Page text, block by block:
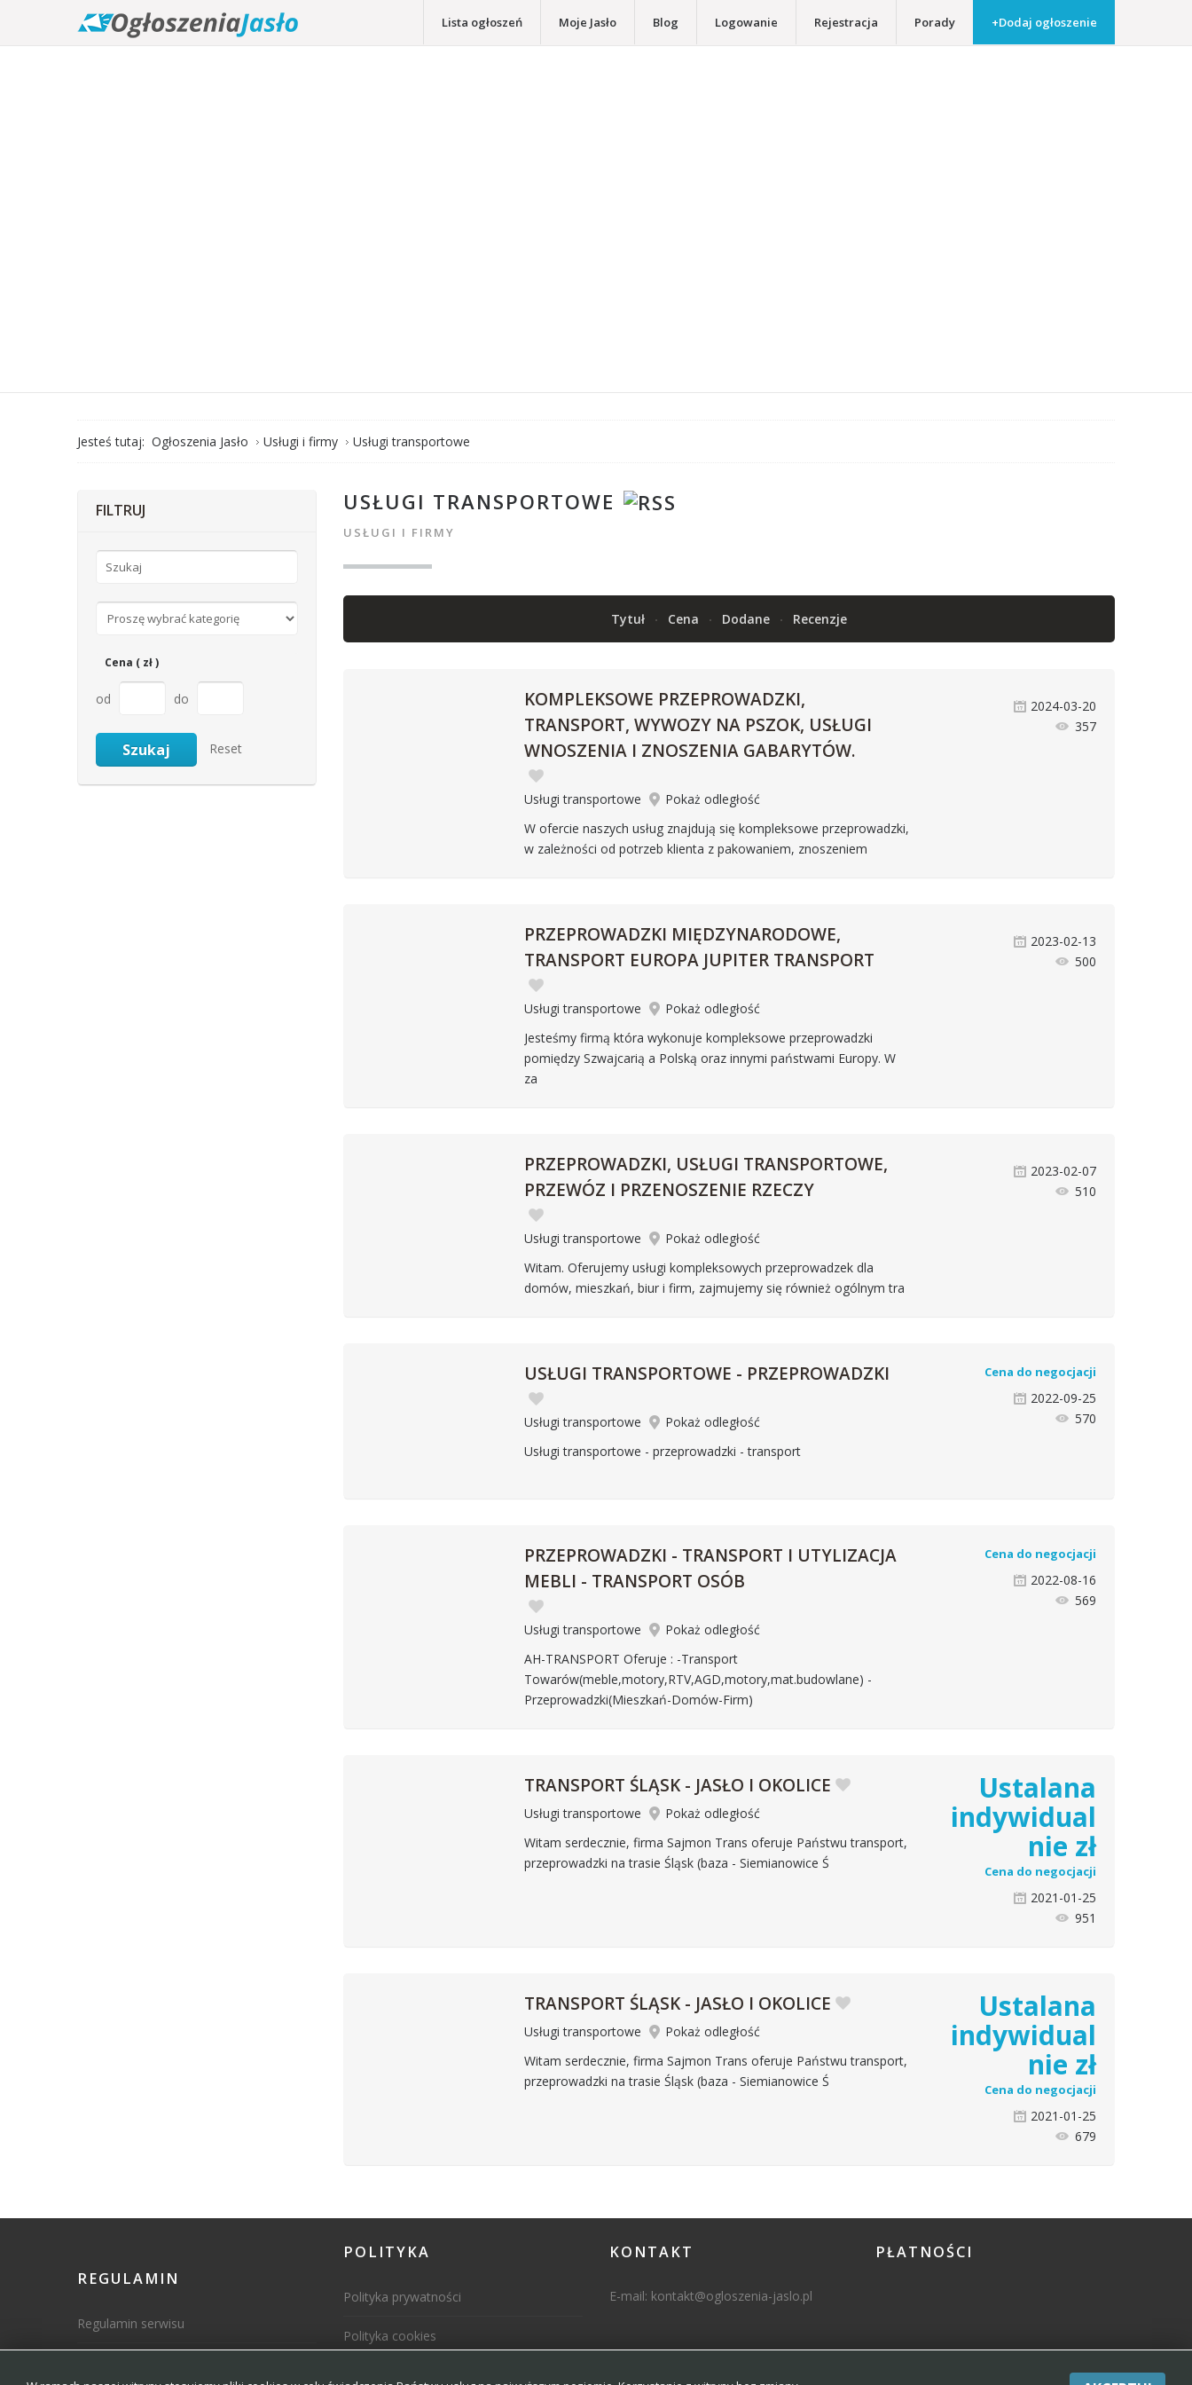
Lista ogłoszeń Moje Jasło Blog Logowanie Rejestracja Porady +Dodaj ogłoszenie
Jesteś tutaj: Ogłoszenia Jasło Usługi i firmy Usługi transportowe
USŁUGI TRANSPORTOWE
USŁUGI I FIRMY
Tytuł Cena Dodane Recenzje
KOMPLEKSOWE PRZEPROWADZKI,
TRANSPORT, WYWOZY NA PSZOK, USŁUGI
WNOSZENIA I ZNOSZENIA GABARYTÓW.
Usługi transportowe
Pokaż odległość
W ofercie naszych usług znajdują się kompleksowe przeprowadzki,
w zależności od potrzeb klienta z pakowaniem, znoszeniem
2024-03-20
357
PRZEPROWADZKI MIĘDZYNARODOWE,
TRANSPORT EUROPA JUPITER TRANSPORT
Usługi transportowe
Pokaż odległość
Jesteśmy firmą która wykonuje kompleksowe przeprowadzki
pomiędzy Szwajcarią a Polską oraz innymi państwami Europy. W
za
2023-02-13
500
PRZEPROWADZKI, USŁUGI TRANSPORTOWE,
PRZEWÓZ I PRZENOSZENIE RZECZY
Usługi transportowe
Pokaż odległość
Witam. Oferujemy usługi kompleksowych przeprowadzek dla
domów, mieszkań, biur i firm, zajmujemy się również ogólnym tra
2023-02-07
510
USŁUGI TRANSPORTOWE - PRZEPROWADZKI
Usługi transportowe
Pokaż odległość
Usługi transportowe - przeprowadzki - transport
Cena do negocjacji
2022-09-25
570
PRZEPROWADZKI - TRANSPORT I UTYLIZACJA
MEBLI - TRANSPORT OSÓB
Usługi transportowe
Pokaż odległość
AH-TRANSPORT Oferuje : -Transport
Towarów(meble,motory,RTV,AGD,motory,mat.budowlane) -
Przeprowadzki(Mieszkań-Domów-Firm)
Cena do negocjacji
2022-08-16
569
TRANSPORT ŚLĄSK - JASŁO I OKOLICE
Usługi transportowe
Pokaż odległość
Witam serdecznie, firma Sajmon Trans oferuje Państwu transport,
przeprowadzki na trasie Śląsk (baza - Siemianowice Ś
Ustalana
indywidual
nie zł
Cena do negocjacji
2021-01-25
951
TRANSPORT ŚLĄSK - JASŁO I OKOLICE
Usługi transportowe
Pokaż odległość
Witam serdecznie, firma Sajmon Trans oferuje Państwu transport,
przeprowadzki na trasie Śląsk (baza - Siemianowice Ś
Ustalana
indywidual
nie zł
Cena do negocjacji
2021-01-25
679
FILTRUJ
Cena ( zł )
od do
Szukaj Reset
REGULAMIN
Regulamin serwisu
POLITYKA
Polityka prywatności
Polityka cookies
KONTAKT
E-mail: kontakt@ogloszenia-jaslo.pl
PŁATNOŚCI